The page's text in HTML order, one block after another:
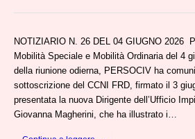
NOTIZIARIO N. 26 DEL 04 GIUGNO 2026
Mobilità Speciale e Mobilità Ordinaria del 4
della riunione odierna, PERSOCIV ha
sottoscrizione del CCNI FRD, firmato il 3
presentata la nuova Dirigente dell’Ufficio
Giovanna Magherini, che ha illustrato i…